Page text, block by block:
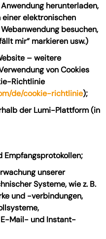
herunterladen,
elektronischen
besuchen,
mir“ markieren usw.)
– weitere
von Cookies
Richtlinie
de/cookie-richtlinie);
der Lumi-Plattform (in
Empfangsprotokollen;
unserer
Systeme, wie z. B.
und -verbindungen,
E-Mail- und Instant-